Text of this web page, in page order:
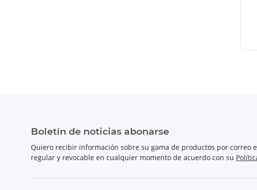
Boletín de noticias abonarse
Quiero recibir información sobre su gama de productos por correo
regular y revocable en cualquier momento de acuerdo con su